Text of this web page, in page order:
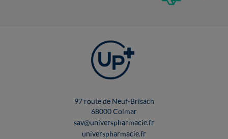
97 route de Neuf-Brisach
68000 Colmar
sav@universpharmacie.fr
universpharmacie.fr